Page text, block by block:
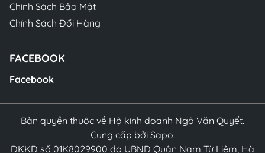
Chính Sách Bảo Mật
Chính Sách Đổi Hàng
FACEBOOK
Facebook
Bản quyền thuộc về Hộ kinh doanh Ngô Văn Quyết.
Cung cấp bởi Sapo.
ĐKKD số 01K8029900 do UBND Quận Nam Từ Liêm, Hà